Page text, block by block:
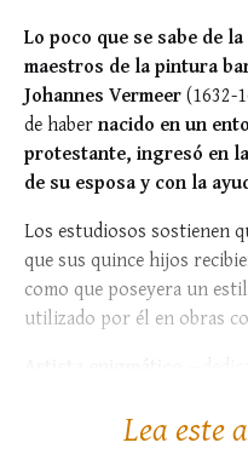
Lo poco que se sabe de
maestros de la pintura
Johannes Vermeer(1632-
de habernacido en un
protestante, ingresó en
de su esposa y con la
Los estudiosos sostienen
que sus quince hijos
como que poseyera un
utilizado por él en obras
Lea este